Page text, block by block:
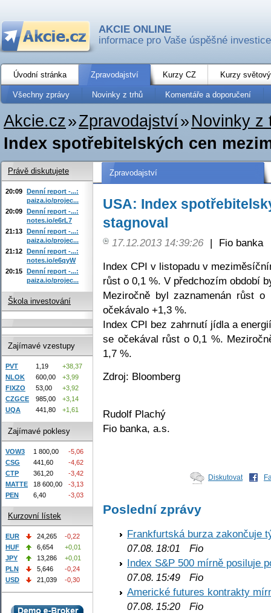
AKCIE ONLINE
informace pro Vaše úspěšné investice
Úvodní stránka Zpravodajství Kurzy CZ Kurzy
Všechny zprávy Novinky z trhů Komentáře a doporučení
Akcie.cz»Zpravodajství» Novinky z
Index spotřebitelských cen
Zpravodajství
USA: Index
stagnoval
17.12.2013 14:39:26 |
Fio banka
Index CPI v listopadu v
růst o 0,1 %. V předchozím období
Meziročně byl zaznamenán růst
očekávalo +1,3 %.
Index CPI bez zahrnutí jídla a
se očekával růst o 0,1 %.
1,7 %.
Zdroj: Bloomberg
Rudolf Plachý
Fio banka, a.s.
Diskutovat
Poslední zprávy
Frankfurtská burza zakončuje
07.08. 18:01
Fio
Index S&P 500 mírně posiluje
07.08. 15:49 Fio
Americké futures kontrakty
07.08. 15:20 Fio
Právě diskutujete
20:09 Denní report -...:
paiza.io/projec...
20:09 Denní report -...:
notes.io/e6rL7
21:13 Denní report -...:
paiza.io/projec...
21:12 Denní report -...:
notes.io/e6qyW
20:15 Denní report -...:
paiza.io/projec...
Škola investování
Zajímavé vzestupy
PVT 1,19
+38,37
NLOK
600,00
+3,99
FIXZO
53,00
+3,92
CZGCE
985,00
+3,14
UQA
441,80 +1,61
Zajímavé poklesy
VOW3 1 800,00
-5,06
CSG
441,60
-4,62
CTP
361,20
-3,42
MATTE
18 600,00
-3,13
PEN
6,40 -3,03
Kurzovní lístek
EUR 24,265
-0,22
HUF
6,654
+0,01
JPY
13,286
+0,01
PLN
5,646
-0,24
USD
21,039 -0,30